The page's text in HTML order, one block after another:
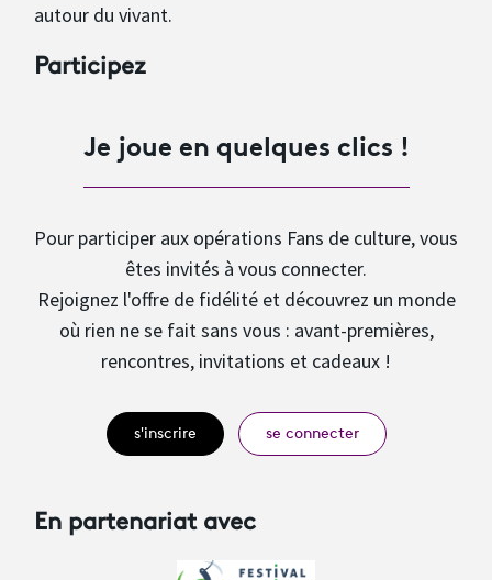
autour du vivant.
Participez
Je joue en quelques clics !
Pour participer aux opérations Fans de culture, vous
êtes invités à vous connecter.
Rejoignez l'offre de fidélité et découvrez un monde
où rien ne se fait sans vous : avant-premières,
rencontres, invitations et cadeaux !
s'inscrire se connecter
En partenariat avec